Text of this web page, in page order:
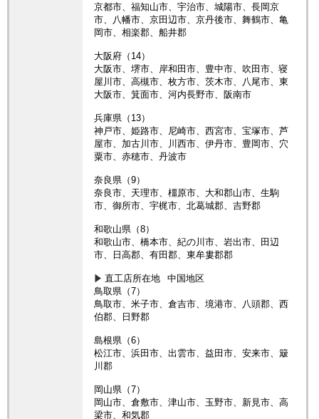
京都市、福知山市、宇治市、城陽市、長岡京
市、八幡市、京田辺市、京丹後市、舞鶴市、亀
岡市、相楽郡、船井郡
大阪府（14）
大阪市、堺市、岸和田市、豊中市、吹田市、寝
屋川市、高槻市、枚方市、茨木市、八尾市、東
大阪市、箕面市、河内長野市、阪南市
兵庫県（13）
神戸市、姫路市、尼崎市、西宮市、宝塚市、芦
屋市、加古川市、川西市、伊丹市、豊岡市、穴
粟市、赤穂市、丹波市
奈良県（9）
奈良市、天理市、橿原市、大和郡山市、生駒
市、御所市、宇梶市、北葛城郡、吉野郡
和歌山県（8）
和歌山市、橋本市、紀の川市、岩出市、田辺
市、日高郡、有田郡、東牟婁郡郡
直工店所在地
中国地区
鳥取県（7）
鳥取市、米子市、倉吉市、境港市、八頭郡、西
伯郡、日野郡
島根県（6）
松江市、浜田市、出雲市、益田市、安来市、簸
川郡
岡山県（7）
岡山市、倉敷市、津山市、玉野市、新見市、高
梁市、和気郡